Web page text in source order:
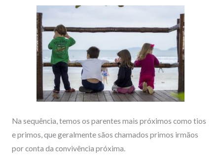
Na sequência, temos os parentes mais próximos como tios
e primos, que geralmente sãos chamados primos irmãos
por conta da convivência próxima.